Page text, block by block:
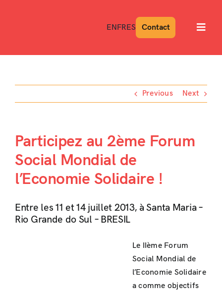
ENFRES Contact
Previous Next
Participez au 2ème Forum
Social Mondial de
l’Economie Solidaire !
Entre les 11 et 14 juillet 2013, à Santa Maria –
Rio Grande do Sul – BRESIL
Le IIème Forum
Social Mondial de
l’Economie Solidaire
a comme objectifs